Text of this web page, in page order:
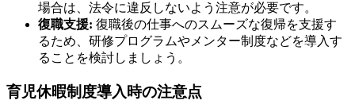
場合は、法令に違反しないよう注意が必要です。
復職支援: 復職後の仕事へのスムーズな復帰を支援す
るため、研修プログラムやメンター制度などを導入す
ることを検討しましょう。
育児休暇制度導入時の注意点